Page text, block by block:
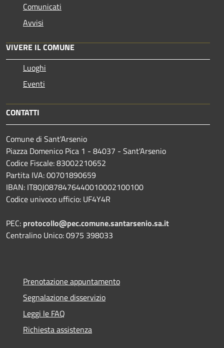
Comunicati
Avvisi
VIVERE IL COMUNE
Luoghi
Eventi
CONTATTI
Comune di Sant'Arsenio
Piazza Domenico Pica 1 - 84037 - Sant'Arsenio
Codice Fiscale: 83002210652
Partita IVA: 00701890659
IBAN: IT80J0878476440010002100100
Codice univoco ufficio: UF4Y4R
PEC: protocollo@pec.comune.santarsenio.sa.it
Centralino Unico: 0975 398033
Prenotazione appuntamento
Segnalazione disservizio
Leggi le FAQ
Richiesta assistenza